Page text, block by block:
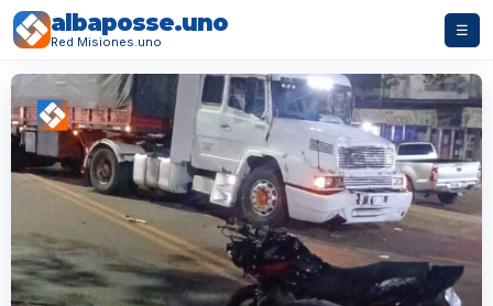
albaposse.uno
Red Misiones.uno
☰